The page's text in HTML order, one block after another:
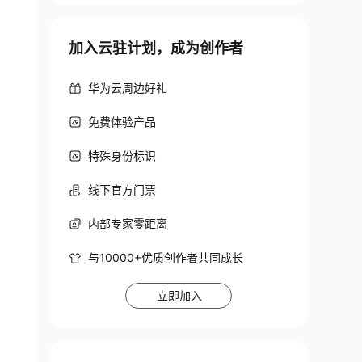
加入云驻计划，成为创作者
华为云周边好礼
免费体验产品
特殊身份标识
线下官方门票
内部专家零距离
与10000+优质创作者共同成长
立即加入